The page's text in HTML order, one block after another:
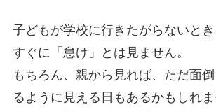
子どもが学校に行きたがらないと
すぐに「怠け」とは見ません。
もちろん、親から見れば、ただ面
るように見える日もあるかもしれま